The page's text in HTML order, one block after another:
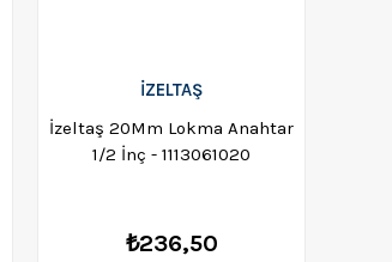
İZELTAŞ
İzeltaş 20Mm Lokma Anahtar
1/2 İnç - 1113061020
₺236,50